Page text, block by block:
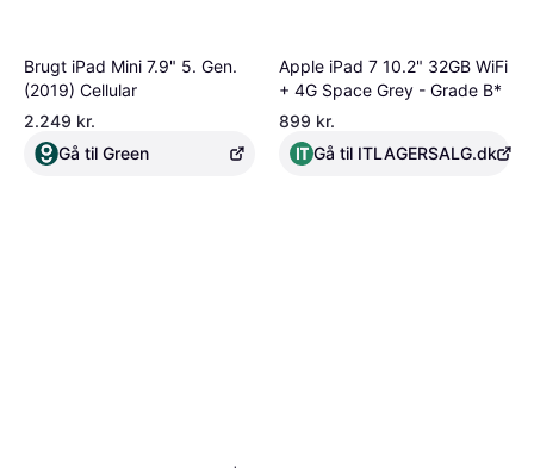
Brugt iPad Mini 7.9" 5. Gen.
(2019) Cellular
2.249 kr.
Gå til Green
Apple iPad 7 10.2" 32GB WiFi
+ 4G Space Grey - Grade B*
899 kr.
Gå til ITLAGERSALG.dk